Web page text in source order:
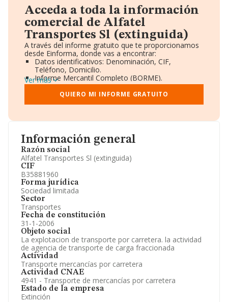
Información general
Razón social
Alfatel Transportes Sl (extinguida)
CIF
B35881960
Forma jurídica
Sociedad limitada
Sector
Transportes
Fecha de constitución
31-1-2006
Objeto social
La explotacion de transporte por carretera. la actividad
de agencia de transporte de carga fraccionada
Actividad
Transporte mercancías por carretera
Actividad CNAE
4941 - Transporte de mercancías por carretera
Estado de la empresa
Extinción
Acceda a toda la información
comercial de Alfatel
Transportes Sl (extinguida)
A través del informe gratuito que te proporcionamos
desde Einforma, donde vas a encontrar:
Datos identificativos: Denominación, CIF,
Teléfono, Domicilio.
Informe Mercantil Completo (BORME).
Gráficos de Evolución Ventas y Empleados.
Consejo de Administración y Administradores.
Directivos y Ejecutivos.
Información oficial y registral complementaria.
Ver más
QUIERO MI INFORME GRATUITO